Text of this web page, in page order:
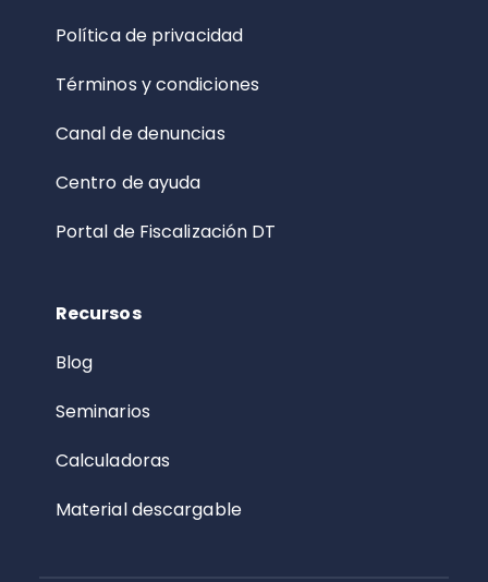
Política de privacidad
Términos y condiciones
Canal de denuncias
Centro de ayuda
Portal de Fiscalización DT
Recursos
Blog
Seminarios
Calculadoras
Material descargable